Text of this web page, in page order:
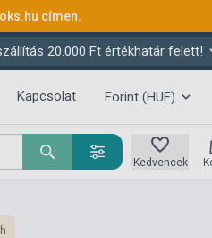
címen.
20.000 Ft értékhatár felett!
Kapcsolat Forint (HUF)
Kedvencek